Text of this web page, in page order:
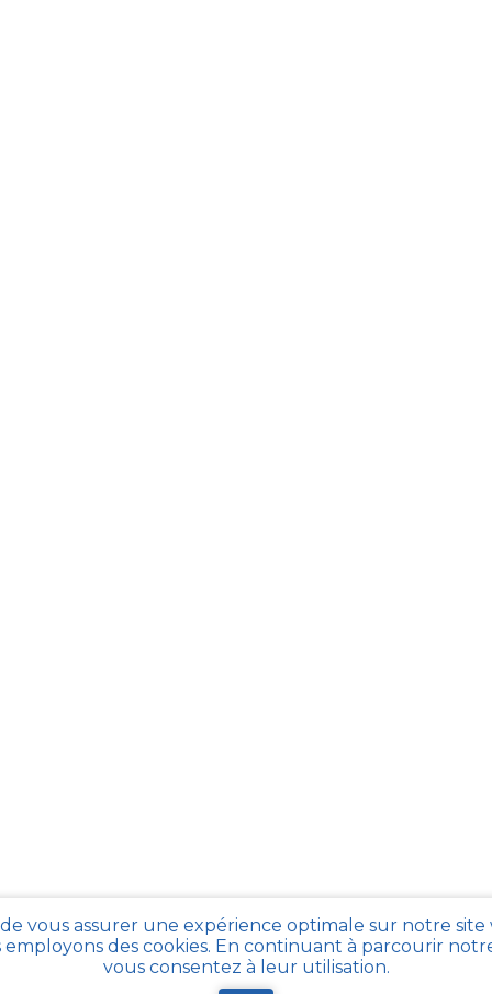
vous assurer une expérience optimale sur notre site
employons des cookies. En continuant à parcourir
vous consentez à leur utilisation.